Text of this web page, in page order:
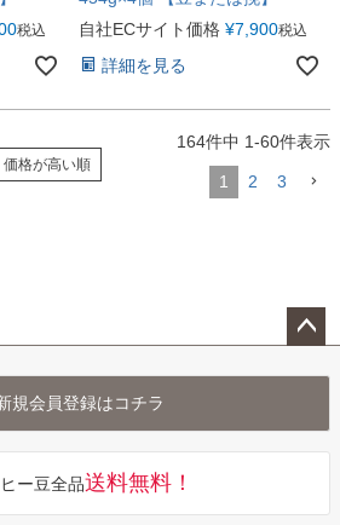
税込
自社ECサイト価格 ¥7,900税込
詳細を見る
価格が高い順
164件中 1-60件表示
1 2 3
へ
規会員登録はコチラ
ー豆全品送料無料！